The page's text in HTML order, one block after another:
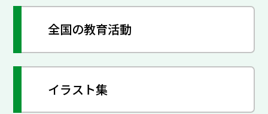
全国の教育活動
イラスト集